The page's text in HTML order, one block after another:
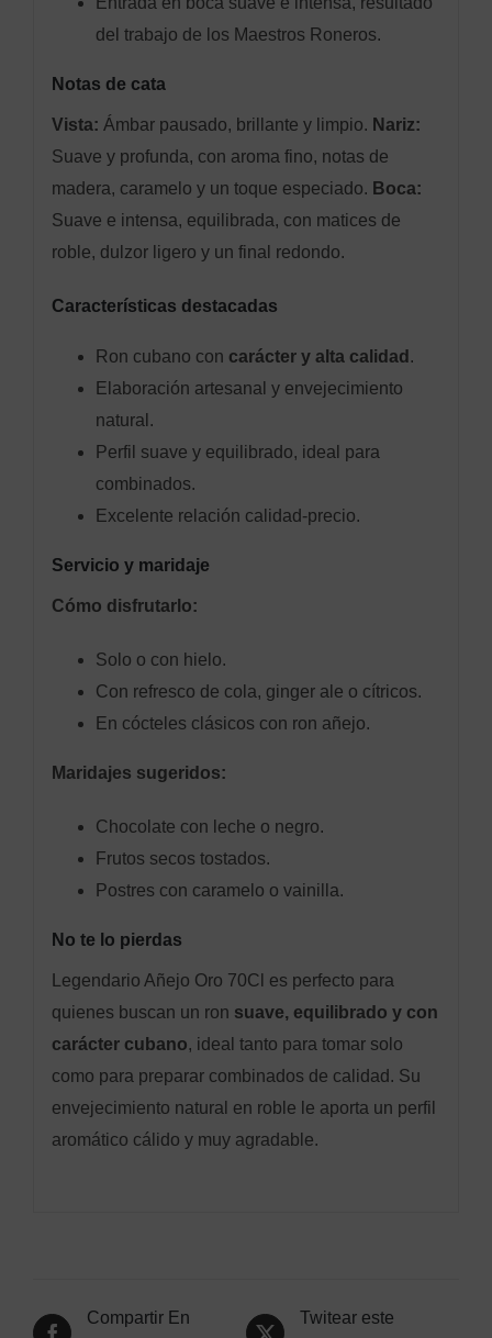
del trabajo de los Maestros Roneros.
Notas de cata
Vista: Ámbar pausado, brillante y limpio. Nariz:
Suave y profunda, con aroma fino, notas de
madera, caramelo y un toque especiado. Boca:
Suave e intensa, equilibrada, con matices de
roble, dulzor ligero y un final redondo.
Características destacadas
Ron cubano con carácter y alta calidad .
Elaboración artesanal y envejecimiento
natural.
Perfil suave y equilibrado, ideal para
combinados.
Excelente relación calidad‑precio.
Servicio y maridaje
Cómo disfrutarlo:
Solo o con hielo.
Con refresco de cola, ginger ale o cítricos.
En cócteles clásicos con ron añejo.
Maridajes sugeridos:
Chocolate con leche o negro.
Frutos secos tostados.
Postres con caramelo o vainilla.
No te lo pierdas
Legendario Añejo Oro 70Cl es perfecto para
quienes buscan un ron suave, equilibrado y con
carácter cubano, ideal tanto para tomar solo
como para preparar combinados de calidad. Su
envejecimiento natural en roble le aporta un perfil
aromático cálido y muy agradable.
Compartir En
Twitear este